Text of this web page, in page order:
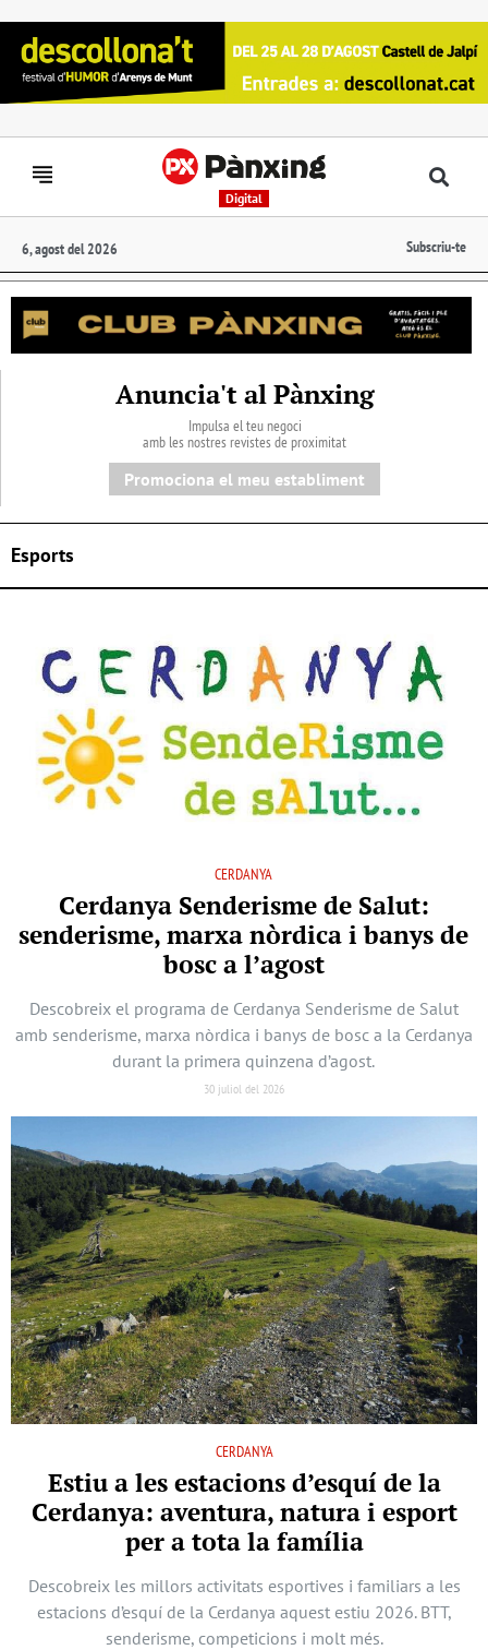
Digital
6, agost del 2026 Subscriu-te
Anuncia't al Pànxing
Impulsa el teu negoci
amb les nostres revistes de proximitat
Promociona el meu establiment
Esports
CERDANYA
Cerdanya Senderisme de Salut:
senderisme, marxa nòrdica i banys de
bosc a l’agost
Descobreix el programa de Cerdanya Senderisme de Salut
amb senderisme, marxa nòrdica i banys de bosc a la Cerdanya
durant la primera quinzena d’agost.
30 juliol del 2026
CERDANYA
Estiu a les estacions d’esquí de la
Cerdanya: aventura, natura i esport
per a tota la família
Descobreix les millors activitats esportives i familiars a les
estacions d’esquí de la Cerdanya aquest estiu 2026. BTT,
senderisme, competicions i molt més.